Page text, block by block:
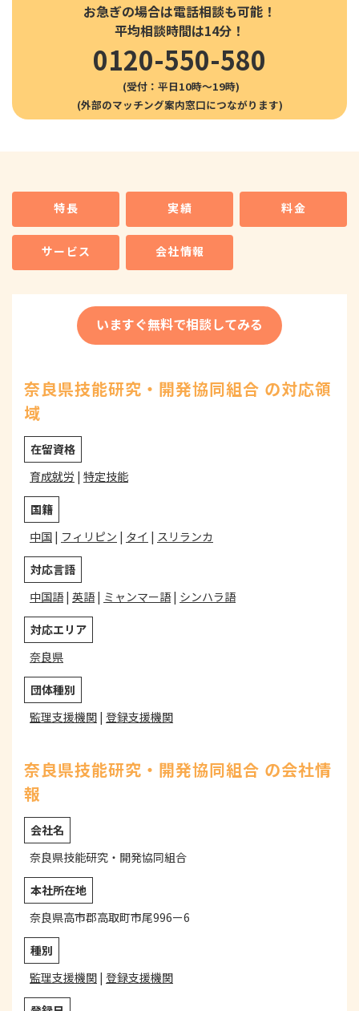
お急ぎの場合は電話相談も可能！
平均相談時間は14分！
0120-550-580
(受付：平日10時〜19時)
特長 実績 料金
サービス 会社情報
いますぐ無料で相談してみる
奈良県技能研究・開発協同組合 の対応領
域
在留資格
育成就労 | 特定技能
国籍
中国 | フィリピン | タイ | スリランカ
対応言語
中国語| 英語| ミャンマー語| シンハラ語
対応エリア
奈良県
団体種別
監理支援機関 | 登録支援機関
奈良県技能研究・開発協同組合 の会社情
報
会社名
奈良県技能研究・開発協同組合
本社所在地
奈良県高市郡高取町市尾996ー6
種別
監理支援機関 | 登録支援機関